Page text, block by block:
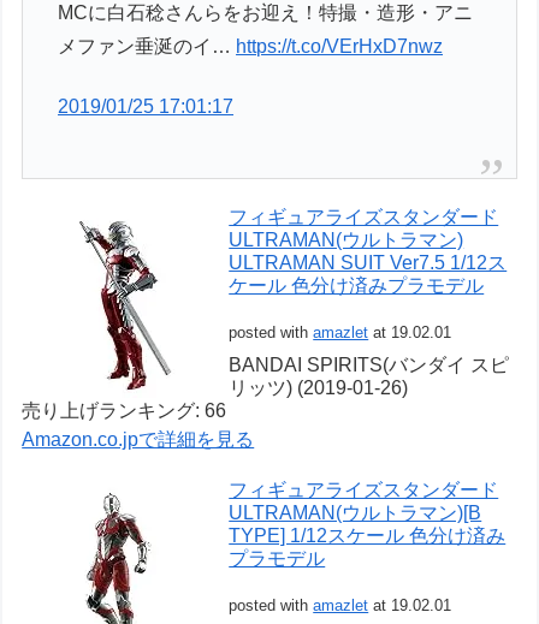
MCに白石稔さんらをお迎え！特撮・造形・アニ
メファン垂涎のイ… https://t.co/VErHxD7nwz
2019/01/25 17:01:17
フィギュアライズスタンダード
ULTRAMAN(ウルトラマン)
ULTRAMAN SUIT Ver7.5 1/12ス
ケール 色分け済みプラモデル
posted withamazlet at 19.02.01
BANDAI SPIRITS(バンダイ スピ
リッツ) (2019-01-26)
売り上げランキング: 66
Amazon.co.jpで詳細を見る
フィギュアライズスタンダード
ULTRAMAN(ウルトラマン)[B
TYPE] 1/12スケール 色分け済み
プラモデル
posted withamazlet at 19.02.01